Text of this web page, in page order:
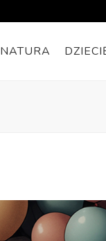
NATURA